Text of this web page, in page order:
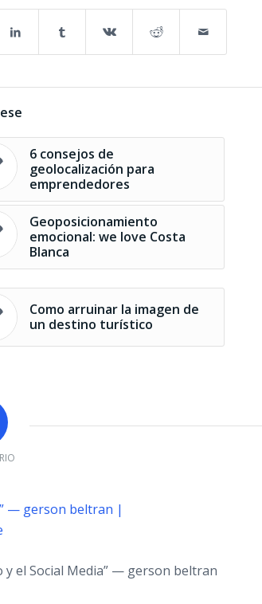
6 consejos de
geolocalización para
emprendedores
Geoposicionamiento
emocional: we love Costa
Blanca
Como arruinar la imagen de
un destino turístico
— gerson beltran |
el Social Media” — gerson beltran